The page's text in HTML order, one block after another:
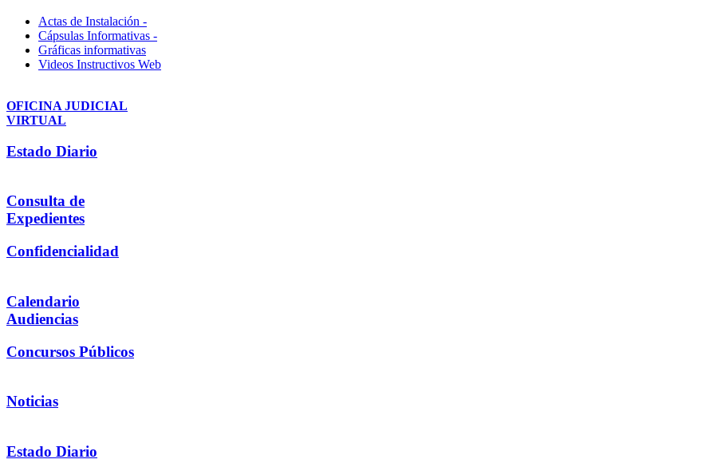
Actas de Instalación -
Cápsulas Informativas -
Gráficas informativas
Videos Instructivos Web
OFICINA JUDICIAL
VIRTUAL
Estado Diario
Consulta de
Expedientes
Confidencialidad
Calendario
Audiencias
Concursos Públicos
Noticias
Estado Diario